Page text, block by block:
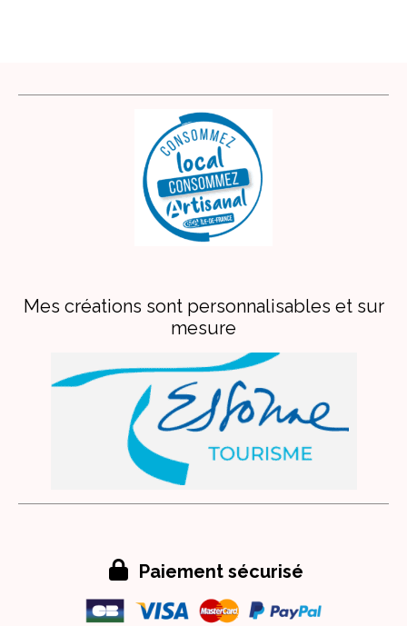
Mes créations sont personnalisables et sur
mesure
 Paiement sécurisé